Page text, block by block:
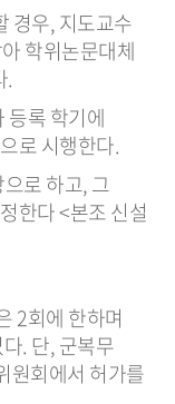
경우, 지도교수
학위논문대체
.
록 학기에
로 시행한다.
로 하고, 그
한다 <본조 신설
2회에 한하며
. 단, 군복무
원회에서 허가를